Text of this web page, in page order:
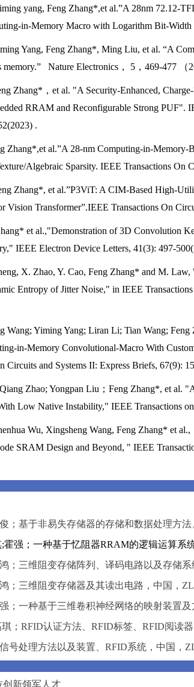
yang, Feng Zhang*,et al.”A 28nm 72.12-
in-Memory Macro with Logarithm Bit-
Yang, Feng Zhang*, Ming Liu, et al. “A
memory.” Nature Electronics， 5，469-477 （
Zhang*，et al. "A Security-Enhanced,
RRAM and Reconfigurable Strong PUF".
.
Zhang*,et al.”A 28-nm Computing-in-Memory-
Algebraic Sparsity. IEEE Transactions On
Zhang*, et al.”P3ViT: A CIM-Based High-
Vision Transformer”.IEEE Transactions On
et al.,"Demonstration of 3D Convolution
IEEE Electron Device Letters, 41(3): 497-
X. Zhao, Y. Cao, Feng Zhang* and M.
Entropy of Jitter Noise," in IEEE
Wang; Yiming Yang; Liran Li; Tian Wang;
in-Memory Convolutional-Macro With
Circuits and Systems II: Express Briefs, 67(9):
Zhao; Yongpan Liu； Feng Zhang*, et al.
Low Native Instability," IEEE Transactions
Wu, Xingsheng Wang, Feng Zhang* et
SRAM Design and Beyond, " IEEE
；基于非易失存储器的存储和数据处理方法
霍强；一种基于忆阻器RRAM的逻辑运算系
；三维阻变存储阵列、译码电路以及存储系
；三维阻变存储器及其读出电路，中国，
；一种基于三维卷积神经网络的映射装置及
；RFID认证方法、RFID标签、RFID阅读
号处理方法以及装置、RFID系统，中国，
创新领军人才